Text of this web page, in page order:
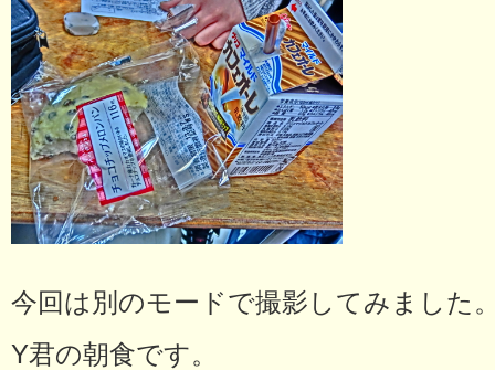
今回は別のモードで撮影してみました
Y君の朝食です。